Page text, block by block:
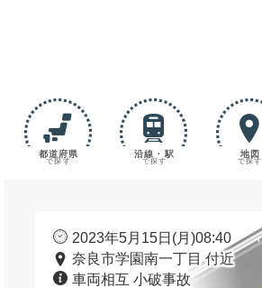
都道府県
で探す
沿線・駅
で探す
地図
で探す
2023年5月15日(月)08:40
奈良市学園南一丁目 付近
車両相互 小破事故